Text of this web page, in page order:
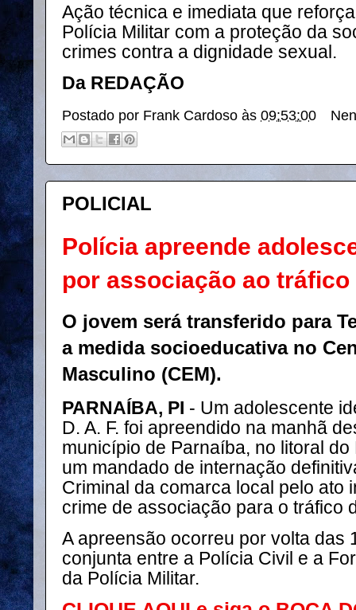
Ação técnica e imediata que
Polícia Militar com a proteção da
crimes contra a dignidade sexual.
Da REDAÇÃO
Postado por Frank Cardoso às 09:53:00
POLICIAL
Polícia apreende
por associação ao tráfico
O jovem será transferido para
a medida socioeducativa no
Masculino (CEM).
PARNAÍBA, PI - Um adolescente
D. A. F. foi apreendido na manhã
município de Parnaíba, no litoral
um mandado de internação
Criminal da comarca local pelo ato
crime de associação para o tráfico
A apreensão ocorreu por volta das
conjunta entre a Polícia Civil e a
da Polícia Militar.